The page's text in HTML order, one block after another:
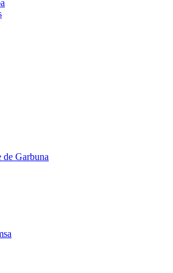
de Garbuna